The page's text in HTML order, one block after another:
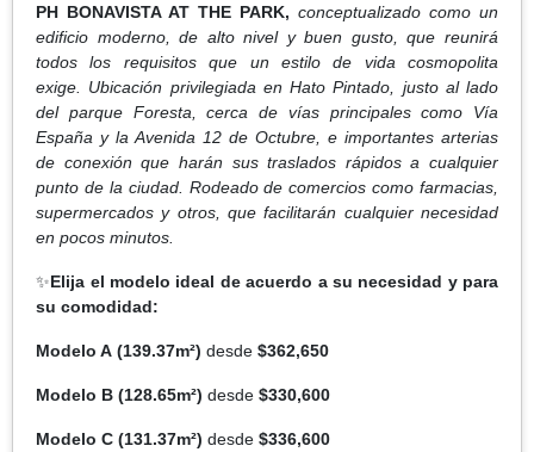
PH BONAVISTA AT THE PARK, conceptualizado como un
edificio moderno, de alto nivel y buen gusto, que reunirá
todos los requisitos que un estilo de vida cosmopolita
exige. Ubicación privilegiada en Hato Pintado, justo al lado
del parque Foresta, cerca de vías principales como Vía
España y la Avenida 12 de Octubre, e importantes arterias
de conexión que harán sus traslados rápidos a cualquier
punto de la ciudad. Rodeado de comercios como farmacias,
supermercados y otros, que facilitarán cualquier necesidad
en pocos minutos.
✨Elija el modelo ideal de acuerdo a su necesidad y para
su comodidad:
Modelo A (139.37m²) desde $362,650
Modelo B (128.65m²) desde $330,600
Modelo C (131.37m²) desde $336,600